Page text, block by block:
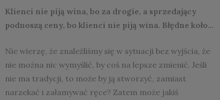
Klienci nie piją wina, bo za drogie, a sprzedający
podnoszą ceny, bo klienci nie piją wina. Błędne koło…
Nie wierzę, że znaleźliśmy się w sytuacji bez wyjścia, że
nie można nic wymyślić, by coś na lepsze zmienić. Jeśli
nie ma tradycji, to może by ją stworzyć, zamiast
narzekać i załamywać ręce? Zatem może jakiś